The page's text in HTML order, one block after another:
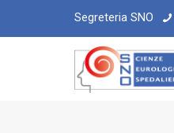
Segreteria SNO